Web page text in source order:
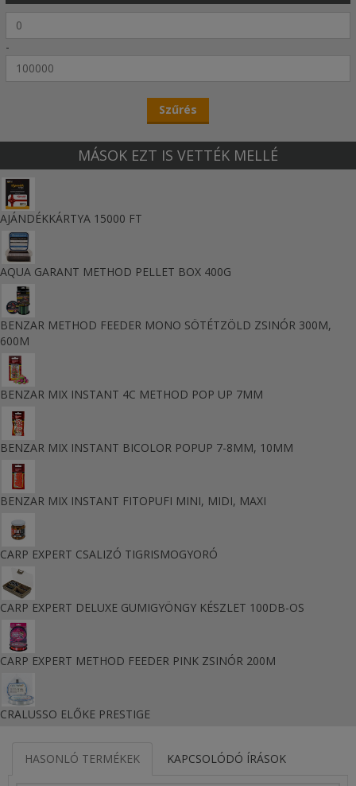
-
MÁSOK EZT IS VETTÉK MELLÉ
AJÁNDÉKKÁRTYA 15000 FT
AQUA GARANT METHOD PELLET BOX 400G
BENZAR METHOD FEEDER MONO SÖTÉTZÖLD ZSINÓR 300M,
600M
BENZAR MIX INSTANT 4C METHOD POP UP 7MM
BENZAR MIX INSTANT BICOLOR POPUP 7-8MM, 10MM
BENZAR MIX INSTANT FITOPUFI MINI, MIDI, MAXI
CARP EXPERT CSALIZÓ TIGRISMOGYORÓ
CARP EXPERT DELUXE GUMIGYÖNGY KÉSZLET 100DB-OS
CARP EXPERT METHOD FEEDER PINK ZSINÓR 200M
CRALUSSO ELŐKE PRESTIGE
HASONLÓ TERMÉKEK KAPCSOLÓDÓ ÍRÁSOK